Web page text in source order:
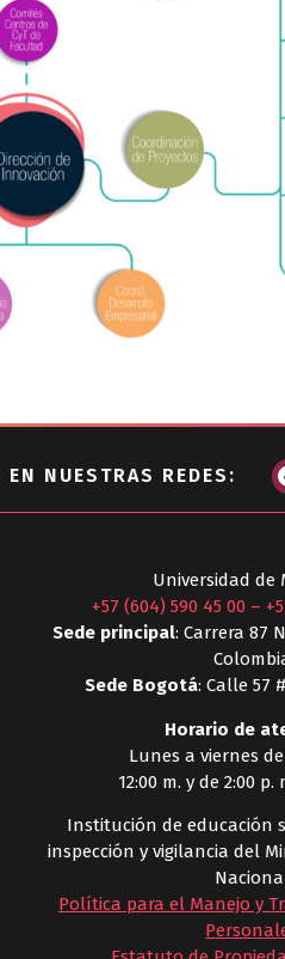
NUESTRAS REDES:
Universidad de
+57 (604) 590 45 00 –
Sede principal: Carrera 87
Sede Bogotá: Calle 57
Horario de
Lunes a viernes
12:00 m. y de 2:00 p.
Institución de educación
inspección y vigilancia del
Política para el Manejo y